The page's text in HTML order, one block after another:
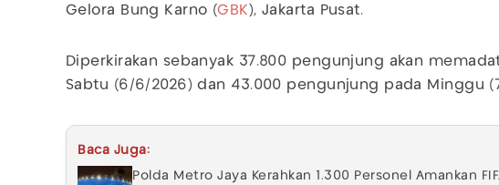
Gelora Bung Karno (GBK ), Jakarta Pusat.
Diperkirakan sebanyak 37.800 pengunjung akan
Sabtu (6/6/2026) dan 43.000 pengunjung pada Minggu
Baca Juga:
Polda Metro Jaya Kerahkan 1.300 Personel Amankan